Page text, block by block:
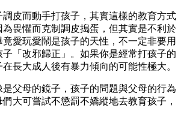
皮而動手打孩子，其實這樣的教育方式
畏懼而克制調皮搗蛋，但其實是不利於
愛玩愛鬧是孩子的天性，不一定非要用
「改邪歸正」。如果你是經常打孩子的
長大成人後有暴力傾向的可能性極大。
是父母的鏡子，孩子的問題與父母的行為
大可嘗試不懲罰不嬌縱地去教育孩子，